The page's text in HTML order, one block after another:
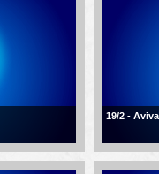
19/2 -